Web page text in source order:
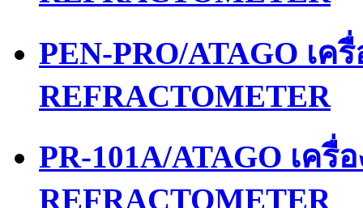
PEN-PRO/ATAGO เ
REFRACTOMETER
PR-101A/ATAGO เค
REFRACTOMETER